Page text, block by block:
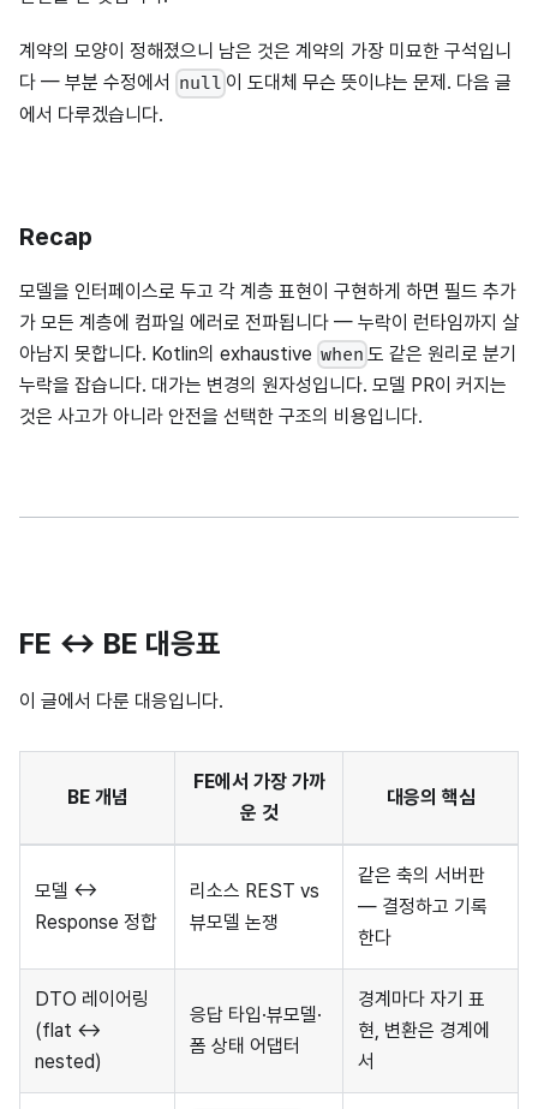
계약의 모양이 정해졌으니 남은 것은 계약의 가장 미묘한 구석입니
다 — 부분 수정에서
null 이 도대체 무슨 뜻이냐는 문제. 다음 글
에서 다루겠습니다.
Recap
모델을 인터페이스로 두고 각 계층 표현이 구현하게 하면 필드 추가
가 모든 계층에 컴파일 에러로 전파됩니다 — 누락이 런타임까지 살
아남지 못합니다. Kotlin의 exhaustive when 도 같은 원리로 분기
누락을 잡습니다. 대가는 변경의 원자성입니다. 모델 PR이 커지는
것은 사고가 아니라 안전을 선택한 구조의 비용입니다.
FE ↔ BE 대응표
이 글에서 다룬 대응입니다.
BE 개념
FE에서 가장 가까
운 것
대응의 핵심
모델 ↔
Response 정합
리소스 REST vs
뷰모델 논쟁
같은 축의 서버판
— 결정하고 기록
한다
DTO 레이어링
(flat ↔
nested)
응답 타입·뷰모델·
폼 상태 어댑터
경계마다 자기 표
현, 변환은 경계에
서